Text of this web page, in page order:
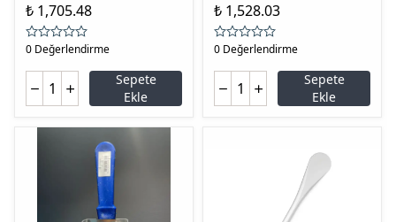
₺ 1,705.48
0 Değerlendirme
Sepete
Ekle
₺ 1,528.03
0 Değerlendirme
Sepete
Ekle